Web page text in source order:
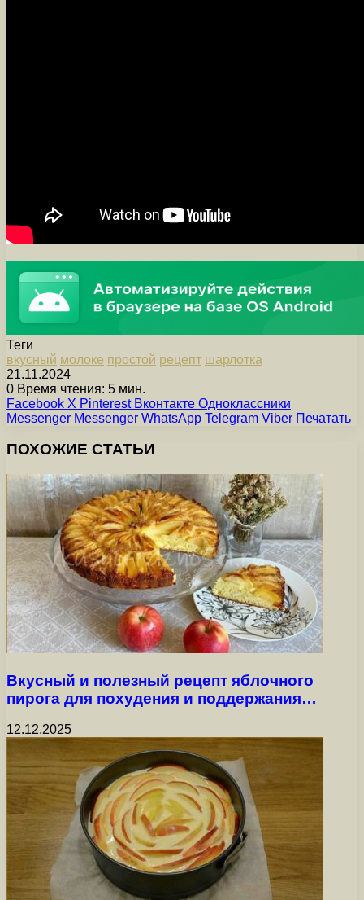
Теги
вкусный молоке простой рецепт шарлотка
21.11.2024
0 Время чтения: 5 мин.
Facebook X Pinterest Вконтакте Одноклассники
Messenger Messenger WhatsApp Telegram Viber Печатать
ПОХОЖИЕ СТАТЬИ
Вкусный и полезный рецепт яблочного
пирога для похудения и поддержания…
12.12.2025